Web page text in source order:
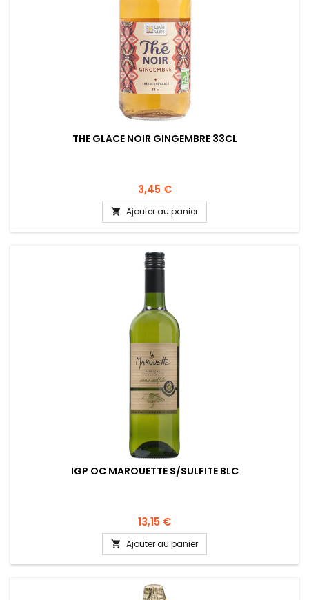
THE GLACE NOIR GINGEMBRE 33CL
3,45 €
 Ajouter au panier
IGP OC MAROUETTE S/SULFITE BLC
13,15 €
 Ajouter au panier